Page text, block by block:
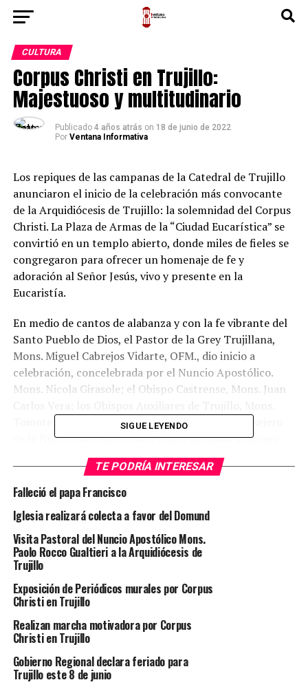
CULTURA
Corpus Christi en Trujillo:
Majestuoso y multitudinario
Publicado 4 años atrás on 18 de junio de 2022
Por Ventana Informativa
Los repiques de las campanas de la Catedral de Trujillo
anunciaron el inicio de la celebración más convocante
de la Arquidiócesis de Trujillo: la solemnidad del Corpus
Christi. La Plaza de Armas de la “Ciudad Eucarística” se
convirtió en un templo abierto, donde miles de fieles se
congregaron para ofrecer un homenaje de fe y
adoración al Señor Jesús, vivo y presente en la
Eucaristía.
En medio de cantos de alabanza y con la fe vibrante del
Santo Pueblo de Dios, el Pastor de la Grey Trujillana,
Mons. Miguel Cabrejos Vidarte, OFM., dio inicio a
celebración, concelebrada por el Nuncio Apostólico.
Mons. Nicola Girasole; el Obispo Castrense, Mons. Juan
Tomoteo Solórzano y Francisco Castro; y el Consejero
de la Nunciatura Apostólica, Mons. Rastislav Zummer
En la homilía, el Presidente del CELAM, además de
resaltar la centralidad de la Eucaristía en la vida de los
cristianos, destacó el rol de las mujeres y su inclusión en
la sociedad, e invitó a encontrar nuevos caminos para
erradicar todas las formas de violencia y discriminación.
Desde la Sagrada Escritura explicó cómo Dios ha
“escrito” la historia no solo con hombres sino también
con la acción, la vocación y las cualidades del genio
femenino.
Terminada la celebración de la Eucaristía se dio inicio al
recorrido procesional del Santísimo Sacramento en su
imponente anda. Esta vez acompañó la procesión la
imagen de la Virgen de Fátima, hermosamente decorada.
SIGUE LEYENDO
TE PODRÍA INTERESAR
Falleció el papa Francisco
Iglesia realizará colecta a favor del Domund
Visita Pastoral del Nuncio Apostólico Mons.
Paolo Rocco Gualtieri a la Arquidiócesis de
Trujillo
Exposición de Periódicos murales por Corpus
Christi en Trujillo
Realizan marcha motivadora por Corpus
Christi en Trujillo
Gobierno Regional declara feriado para
Trujillo este 8 de junio